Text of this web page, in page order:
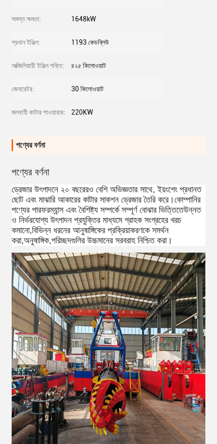
সমস্ত ক্ষমতা: 1648kW
প্রধান ইঞ্জিন: 1193 কেডব্লিউ
অক্জিলিয়ারী ইঞ্জিন শক্তি: ৪২৫ কিলোওয়াট
জেনারেটর: 30 কিলোওয়াট
জলবাহী কাটার পাওয়ারার: 220KW
পণ্যের বর্ণনা
পণ্যের বর্ণনা
ড্রেজার উৎপাদনে ২০ বছরেরও বেশি অভিজ্ঞতার সাথে, ইয়ংশেং প্রধানত
ছোট এবং মাঝারি আকারের কাটার সাকশন ড্রেজার তৈরি করে।কোম্পানির
পণ্যের পারফরম্যান্স এবং বৈশিষ্ট্য সম্পর্কে সম্পূর্ণ বোঝার ভিত্তিতেউন্নত
ও নির্ভরযোগ্য উৎপাদন প্রযুক্তির মাধ্যমে গ্রাহক সংগ্রহের খরচ
কমানো,বিভিন্ন ধরনের আনুষাঙ্গিকের প্রক্রিয়াকরণকে সমর্থন
করা,অনুষাঙ্গিক,পরিচ্ছদগুলির উচ্চমানের সরবরাহ নিশ্চিত করা।